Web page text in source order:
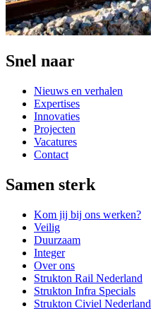
Snel naar
Nieuws en verhalen
Expertises
Innovaties
Projecten
Vacatures
Contact
Samen sterk
Kom jij bij ons werken?
Veilig
Duurzaam
Integer
Over ons
Strukton Rail Nederland
Strukton Infra Specials
Strukton Civiel Nederland